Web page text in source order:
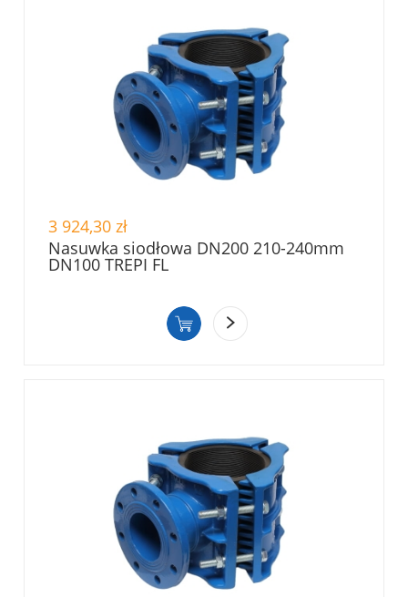
3 924,30 zł
Nasuwka siodłowa DN200 210-240mm
DN100 TREPI FL